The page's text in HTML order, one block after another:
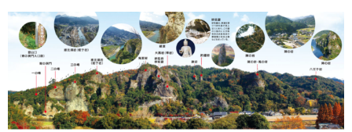
よみあげる
言語を選択
英語（English） 中国語（簡体字）
届出・登録・証明 保険・年金
福祉・介護 健康・予防
税金 住宅・インフラ
事業者の方へ
入札・契約 産業・雇用
農林水産業 税金
子育て・教育
施設情報 子どもを預ける
観光・移住